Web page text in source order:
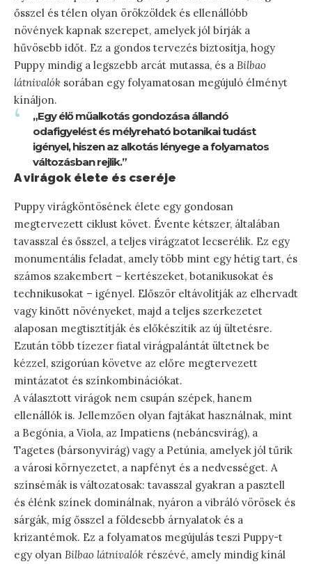
ősszel és télen olyan örökzöldek és ellenállóbb
növények kapnak szerepet, amelyek jól bírják a
hűvösebb időt. Ez a gondos tervezés biztosítja, hogy
Puppy mindig a legszebb arcát mutassa, és a Bilbao
látnivalók sorában egy folyamatosan megújuló élményt
kínáljon.
„Egy élő műalkotás gondozása állandó
odafigyelést és mélyreható botanikai tudást
igényel, hiszen az alkotás lényege a folyamatos
változásban rejlik.”
A virágok élete és cseréje
Puppy virágköntösének élete egy gondosan
megtervezett ciklust követ. Évente kétszer, általában
tavasszal és ősszel, a teljes virágzatot lecserélik. Ez egy
monumentális feladat, amely több mint egy hétig tart, és
számos szakembert – kertészeket, botanikusokat és
technikusokat – igényel. Először eltávolítják az elhervadt
vagy kinőtt növényeket, majd a teljes szerkezetet
alaposan megtisztítják és előkészítik az új ültetésre.
Ezután több tízezer fiatal virágpalántát ültetnek be
kézzel, szigorúan követve az előre megtervezett
mintázatot és színkombinációkat.
A választott virágok nem csupán szépek, hanem
ellenállók is. Jellemzően olyan fajtákat használnak, mint
a Begónia, a Viola, az Impatiens (nebáncsvirág), a
Tagetes (bársonyvirág) vagy a Petúnia, amelyek jól tűrik
a városi környezetet, a napfényt és a nedvességet. A
színsémák is változatosak: tavasszal gyakran a pasztell
és élénk színek dominálnak, nyáron a vibráló vörösek és
sárgák, míg ősszel a földesebb árnyalatok és a
krizantémok. Ez a folyamatos megújulás teszi Puppy-t
egy olyan Bilbao látnivalók részévé, amely mindig kínál